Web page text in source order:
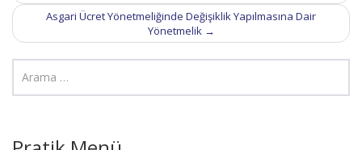
Asgari Ücret Yönetmeliğinde Değişiklik Yapılmasına Dair
Yönetmelik →